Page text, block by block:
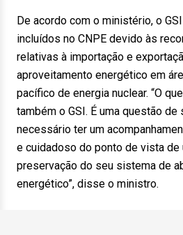
De acordo com o ministério, o
incluídos no CNPE devido às
relativas à importação e
aproveitamento energético em
pacífico de energia nuclear. “O
também o GSI. É uma questão de
necessário ter um
e cuidadoso do ponto de vista de
preservação do seu sistema de
energético”, disse o ministro.